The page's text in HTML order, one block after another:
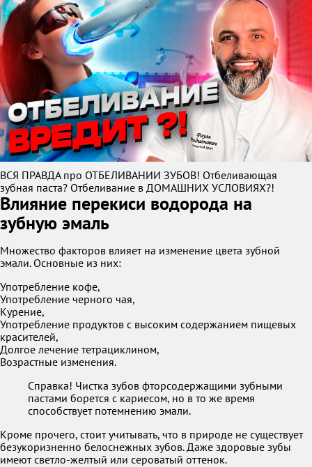
ВСЯ ПРАВДА про ОТБЕЛИВАНИИ ЗУБОВ! Отбеливающая
зубная паста? Отбеливание в ДОМАШНИХ УСЛОВИЯХ?!
Влияние перекиси водорода на
зубную эмаль
Множество факторов влияет на изменение цвета зубной
эмали. Основные из них:
Употребление кофе,
Употребление черного чая,
Курение,
Употребление продуктов с высоким содержанием пищевых
красителей,
Долгое лечение тетрациклином,
Возрастные изменения.
Справка! Чистка зубов фторсодержащими зубными
пастами борется с кариесом, но в то же время
способствует потемнению эмали.
Кроме прочего, стоит учитывать, что в природе не существует
безукоризненно белоснежных зубов. Даже здоровые зубы
имеют светло-желтый или сероватый оттенок.